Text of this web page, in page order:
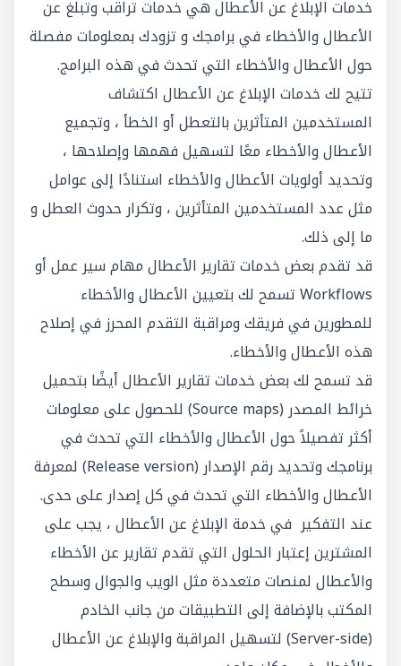
خدمات الإبلاغ عن الأعطال هي خدمات تراقب وتبلغ عن
الأعطال والأخطاء في برامجك و تزودك بمعلومات مفصلة
حول الأعطال والأخطاء التي تحدث في هذه البرامج.
تتيح لك خدمات الإبلاغ عن الأعطال اكتشاف
المستخدمين المتأثرين بالتعطل أو الخطأ ، وتجميع
الأعطال والأخطاء معًا لتسهيل فهمها وإصلاحها ،
وتحديد أولويات الأعطال والأخطاء استنادًا إلى عوامل
مثل عدد المستخدمين المتأثرين ، وتكرار حدوث العطل و
ما إلى ذلك.
قد تقدم بعض خدمات تقارير الأعطال مهام سير عمل أو
Workflows تسمح لك بتعيين الأعطال والأخطاء
للمطورين في فريقك ومراقبة التقدم المحرز في إصلاح
هذه الأعطال والأخطاء.
قد تسمح لك بعض خدمات تقارير الأعطال أيضًا بتحميل
خرائط المصدر (Source maps) للحصول على معلومات
أكثر تفصيلاً حول الأعطال والأخطاء التي تحدث في
برنامجك وتحديد رقم الإصدار (Release version) لمعرفة
الأعطال والأخطاء التي تحدث في كل إصدار على حدى.
عند التفكير في خدمة الإبلاغ عن الأعطال ، يجب على
المشترين إعتبار الحلول التي تقدم تقارير عن الأخطاء
والأعطال لمنصات متعددة مثل الويب والجوال وسطح
المكتب بالإضافة إلى التطبيقات من جانب الخادم
(Server-side) لتسهيل المراقبة والإبلاغ عن الأعطال